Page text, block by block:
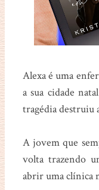
Alexa é uma
a sua cidade
tragédia destruiu
A jovem que
volta trazendo
abrir uma clínica